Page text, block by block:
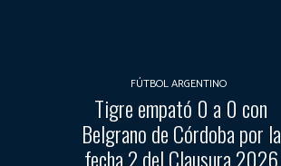
FÚTBOL ARGENTINO
Tigre empató 0 a 0 con
Belgrano de Córdoba por la
fecha 2 del Clausura 2026